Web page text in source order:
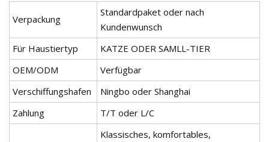
Verpackung
Standardpaket oder nach
Kundenwunsch
Für Haustiertyp
KATZE ODER SAMLL-TIER
OEM/ODM
Verfügbar
Verschiffungshafen
Ningbo oder Shanghai
Zahlung
T/T oder L/C
Klassisches, komfortables,